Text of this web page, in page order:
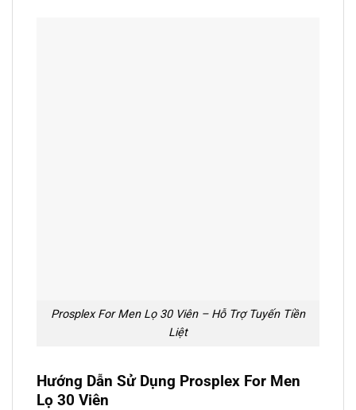
Prosplex For Men Lọ 30 Viên – Hỗ Trợ Tuyến Tiền
Liệt
Hướng Dẫn Sử Dụng Prosplex For Men
Lọ 30 Viên